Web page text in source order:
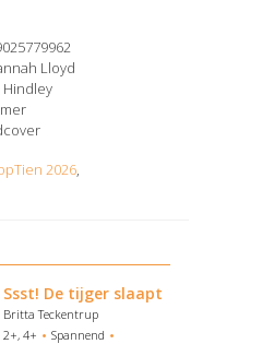
Lloyd
Hindley
2026,
Ssst! De tijger slaapt
Britta Teckentrup
2+, 4+
Spannend